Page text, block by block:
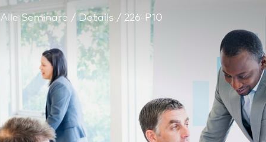
Alle Seminare Details 226-P10